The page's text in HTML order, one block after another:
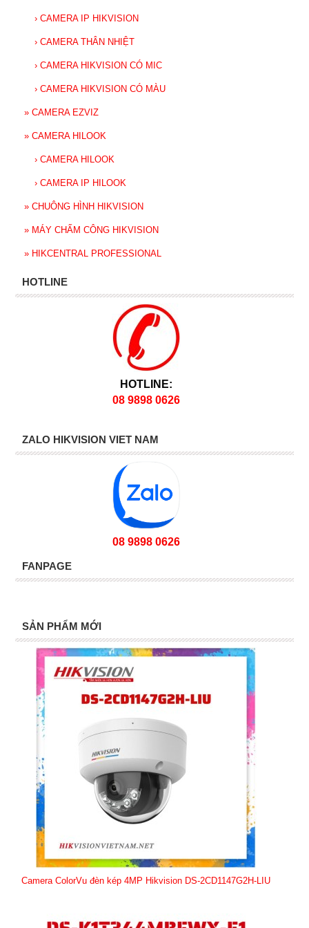
› CAMERA IP HIKVISION
› CAMERA THÂN NHIỆT
› CAMERA HIKVISION CÓ MIC
› CAMERA HIKVISION CÓ MÀU
» CAMERA EZVIZ
» CAMERA HILOOK
› CAMERA HILOOK
› CAMERA IP HILOOK
» CHUÔNG HÌNH HIKVISION
» MÁY CHẤM CÔNG HIKVISION
» HIKCENTRAL PROFESSIONAL
HOTLINE
HOTLINE:
08 9898 0626
ZALO HIKVISION VIET NAM
08 9898 0626
FANPAGE
SẢN PHẨM MỚI
Camera ColorVu đèn kép 4MP Hikvision DS-2CD1147G2H-LIU